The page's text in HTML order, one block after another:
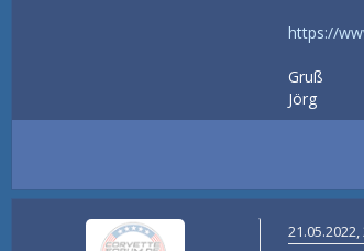
https://
Gruß
Jörg
21.05.2022,